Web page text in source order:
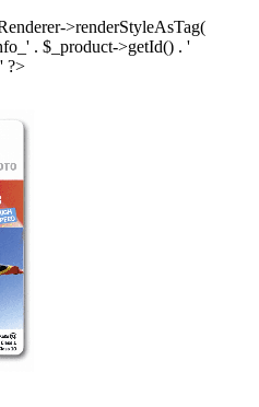
>renderStyleAsTag(
. $_product->getId() . '
?>